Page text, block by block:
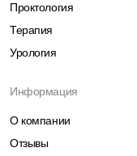
Проктология
Терапия
Урология
Информация
О компании
Отзывы